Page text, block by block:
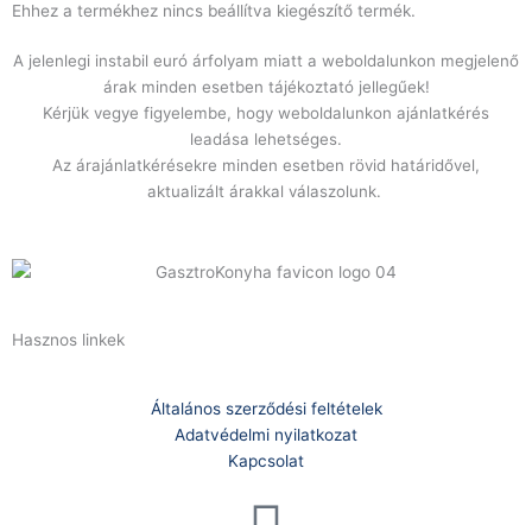
mennyiség
Ehhez a termékhez nincs beállítva kiegészítő termék.
A jelenlegi instabil euró árfolyam miatt a weboldalunkon megjelenő
árak minden esetben tájékoztató jellegűek!
Kérjük vegye figyelembe, hogy weboldalunkon ajánlatkérés
leadása lehetséges.
Az árajánlatkérésekre minden esetben rövid határidővel,
aktualizált árakkal válaszolunk.
Hasznos linkek
Általános szerződési feltételek
Adatvédelmi nyilatkozat
Kapcsolat